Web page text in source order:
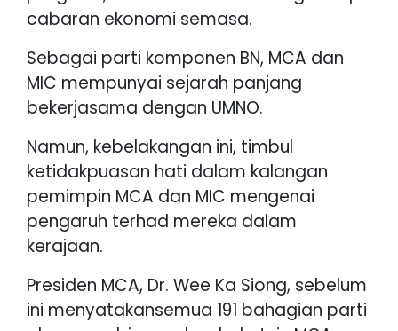
cabaran ekonomi semasa.
Sebagai parti komponen BN, MCA dan
MIC mempunyai sejarah panjang
bekerjasama dengan UMNO.
Namun, kebelakangan ini, timbul
ketidakpuasan hati dalam kalangan
pemimpin MCA dan MIC mengenai
pengaruh terhad mereka dalam
kerajaan.
Presiden MCA, Dr. Wee Ka Siong, sebelum
ini menyatakansemua 191 bahagian parti